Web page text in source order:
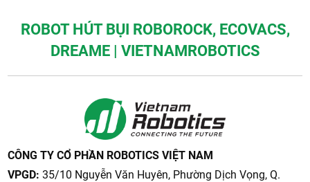
ROBOT HÚT BỤI ROBOROCK, ECOVACS,
DREAME | VIETNAMROBOTICS
CÔNG TY CỔ PHẦN ROBOTICS VIỆT NAM
VPGD: 35/10 Nguyễn Văn Huyên, Phường Dịch Vọng, Q.